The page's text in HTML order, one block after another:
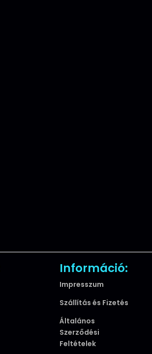
Információ:
Impresszum
Szállítás és Fizetés
Általános
Szerződési
Feltételek